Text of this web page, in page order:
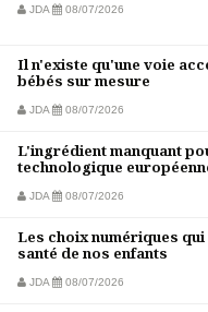
JDA 08/07/2026
Il n'existe qu'une voie
bébés sur mesure
JDA 08/07/2026
L'ingrédient manquant
technologique
JDA 08/07/2026
Les choix numériques
santé de nos enfants
JDA 08/07/2026